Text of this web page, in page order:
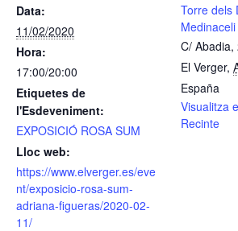
Data:
11/02/2020
Hora:
17:00/20:00
Etiquetes de
l'Esdeveniment:
EXPOSICIÓ ROSA SUM
Lloc web:
https://www.elverger.es/eve
nt/exposicio-rosa-sum-
adriana-figueras/2020-02-
11/
Torre dels
Medinaceli
C/ Abadia,
El Verger,
España
Visualitza
Recinte